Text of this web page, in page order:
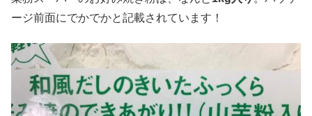
ージ前面にでかでかと記載されています！